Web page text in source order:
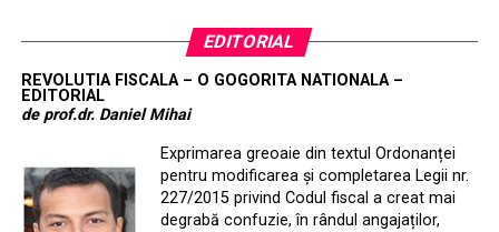
EDITORIAL
REVOLUTIA FISCALA – O GOGORITA NATIONALA –
EDITORIAL
de prof.dr. Daniel Mihai
Exprimarea greoaie din textul Ordonanței
pentru modificarea și completarea Legii nr.
227/2015 privind Codul fiscal a creat mai
degrabă confuzie, în rândul angajaților,